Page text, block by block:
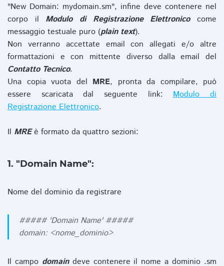
"New Domain: mydomain.sm", infine deve contenere nel
corpo il Modulo di Registrazione Elettronicocome
messaggio testuale puro (plain text).
Non verranno accettate email con allegati e/o altre
formattazioni e con mittente diverso dalla email del
Contatto Tecnico.
Una copia vuota del MRE, pronta da compilare, può
essere scaricata dal seguente link:Modulo di
Registrazione Elettronico.
Il MREè formato da quattro sezioni:
1. "Domain Name":
Nome del dominio da registrare
##### 'Domain Name' #####
domain: <nome_dominio>
Il campo domaindeve contenere il nome a dominio .sm